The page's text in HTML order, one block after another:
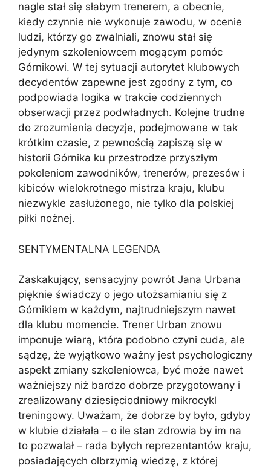
nagle stał się słabym trenerem, a obecnie,
kiedy czynnie nie wykonuje zawodu, w ocenie
ludzi, którzy go zwalniali, znowu stał się
jedynym szkoleniowcem mogącym pomóc
Górnikowi. W tej sytuacji autorytet klubowych
decydentów zapewne jest zgodny z tym, co
podpowiada logika w trakcie codziennych
obserwacji przez podwładnych. Kolejne trudne
do zrozumienia decyzje, podejmowane w tak
krótkim czasie, z pewnością zapiszą się w
historii Górnika ku przestrodze przyszłym
pokoleniom zawodników, trenerów, prezesów i
kibiców wielokrotnego mistrza kraju, klubu
niezwykle zasłużonego, nie tylko dla polskiej
piłki nożnej.
SENTYMENTALNA LEGENDA
Zaskakujący, sensacyjny powrót Jana Urbana
pięknie świadczy o jego utożsamianiu się z
Górnikiem w każdym, najtrudniejszym nawet
dla klubu momencie. Trener Urban znowu
imponuje wiarą, która podobno czyni cuda, ale
sądzę, że wyjątkowo ważny jest psychologiczny
aspekt zmiany szkoleniowca, być może nawet
ważniejszy niż bardzo dobrze przygotowany i
zrealizowany dziesięciodniowy mikrocykl
treningowy. Uważam, że dobrze by było, gdyby
w klubie działała – o ile stan zdrowia by im na
to pozwalał – rada byłych reprezentantów kraju,
posiadających olbrzymią wiedzę, z której